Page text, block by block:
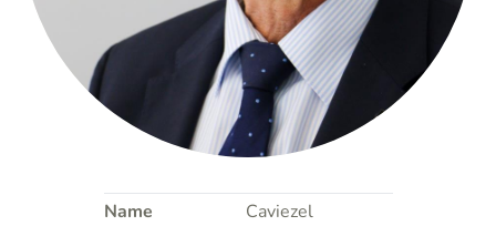
Name
Caviezel